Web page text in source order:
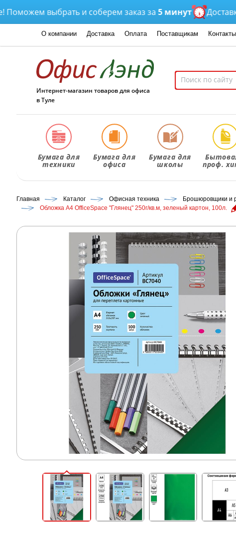
выбрать и соберем заказ за5 минут Доставкаот
О компании Доставка Оплата Поставщикам Контакты
Интернет-магазин товаров для офиса
в Туле
Бумага для
техники
Бумага для
офиса
Бумага для
школы проф.
Главная Каталог Офисная техника Брошюровщики и
Обложка А4 OfficeSpace "Глянец" 250г/кв.м, зеленый картон, 100л.